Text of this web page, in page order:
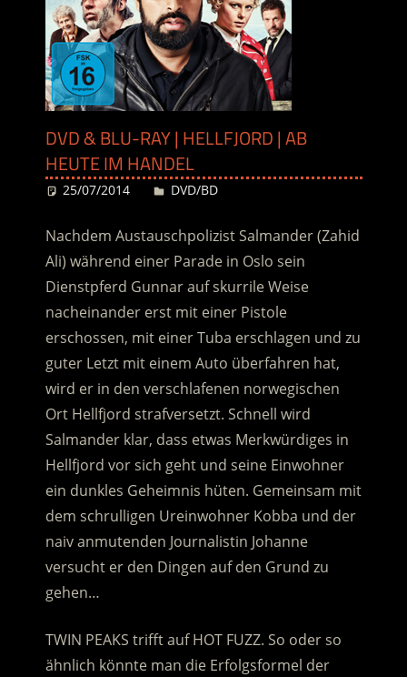
DVD & BLU-RAY | HELLFJORD | AB
HEUTE IM HANDEL
25/07/2014 Desiree
DVD/BD
Nachdem Austauschpolizist Salmander (Zahid
Ali) während einer Parade in Oslo sein
Dienstpferd Gunnar auf skurrile Weise
nacheinander erst mit einer Pistole
erschossen, mit einer Tuba erschlagen und zu
guter Letzt mit einem Auto überfahren hat,
wird er in den verschlafenen norwegischen
Ort Hellfjord strafversetzt. Schnell wird
Salmander klar, dass etwas Merkwürdiges in
Hellfjord vor sich geht und seine Einwohner
ein dunkles Geheimnis hüten. Gemeinsam mit
dem schrulligen Ureinwohner Kobba und der
naiv anmutenden Journalistin Johanne
versucht er den Dingen auf den Grund zu
gehen…
TWIN PEAKS trifft auf HOT FUZZ. So oder so
ähnlich könnte man die Erfolgsformel der